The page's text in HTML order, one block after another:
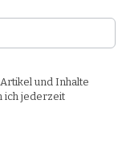
und Inhalte
ich jederzeit